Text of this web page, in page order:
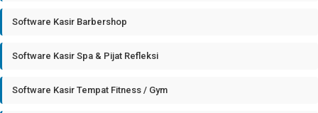
Software Kasir Barbershop
Software Kasir Spa & Pijat Refleksi
Software Kasir Tempat Fitness / Gym